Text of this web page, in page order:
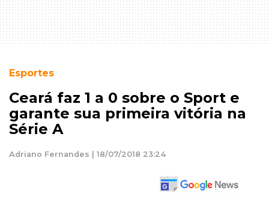
Esportes
Ceará faz 1 a 0 sobre o Sport e
garante sua primeira vitória na
Série A
Adriano Fernandes | 18/07/2018 23:24